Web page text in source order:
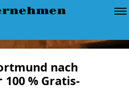
nach
% Gratis-